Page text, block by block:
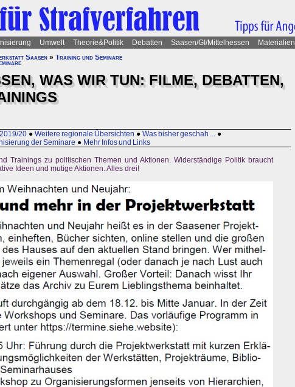
Umwelt Theorie&Politik Debatten Saasen/GI/Mittelhessen Materialien
Saasen » Training und Seminare
WAS WIR TUN: FILME, DEBATTEN,
20 ● Weitere regionale Übersichten ● Was bisher geschah ... ●
der Seminare ● Mehr Infos und Links
Trainings zu politischen Themen und Aktionen. Widerständige Politik braucht
Ideen und mutige Aktionen. Alles drei!